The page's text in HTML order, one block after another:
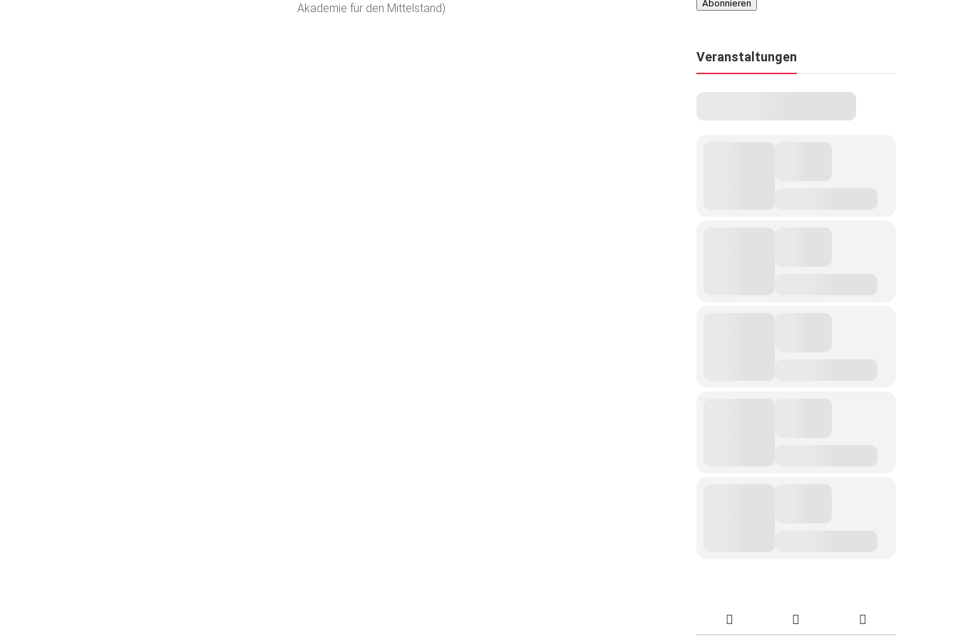
Akademie für den Mittelstand)
Veranstaltungen